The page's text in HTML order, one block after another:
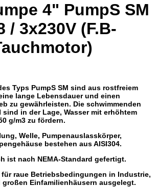
4" PumpS SM
/ 3x230V (F.B-
Typs PumpS SM sind aus rostfreiem
lange Lebensdauer und einen
zu gewährleisten. Die schwimmenden
sind in der Lage, Wasser mit erhöhtem
g/m3 zu fördern.
Welle, Pumpenauslasskörper,
bestehen aus AISI304.
ist nach NEMA-Standard gefertigt.
für raue Betriebsbedingungen in Industrie,
Einfamilienhäusern ausgelegt.